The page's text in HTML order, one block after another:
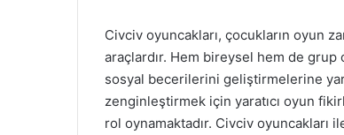
Civciv oyuncakları, çocukların oyun
araçlardır. Hem bireysel hem de
sosyal becerilerini geliştirmelerine
zenginleştirmek için yaratıcı oyun
rol oynamaktadır. Civciv oyuncakları